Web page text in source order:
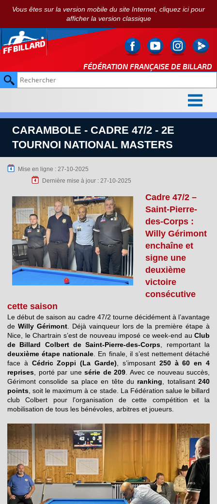
Vous êtes sur la version mobile du site Internet, cliquez ici pour
afficher la version classique
FÉDÉRATION FRANÇAISE DE BILLARD
CARAMBOLE - CADRE 47/2 - 2E
TOURNOI NATIONAL MASTERS
Mise en ligne : 27-10-2025
Dernière mise à jour : 27-10-2025
Cadre 47/2 –
Saint-Pierre-
des-Corps :
Willy Gérimont
enchaîne et
signe une
deuxième
victoire
consécutive
cette saison
Le début de saison au cadre 47/2 tourne décidément à l’avantage
de Willy Gérimont. Déjà vainqueur lors de la première étape à
Nice, le Chartrain s’est de nouveau imposé ce week-end au Club
de Billard Colbert de Saint-Pierre-des-Corps , remportant la
deuxième étape nationale . En finale, il s’est nettement détaché
face à Cédric Zoppi (La Garde) , s’imposant 250 à 60 en 4
reprises , porté par une série de 209 . Avec ce nouveau succès,
Gérimont consolide sa place en tête du ranking , totalisant240
points , soit le maximum à ce stade. La Fédération salue le billard
club Colbert pour l'organisation de cette compétition et la
mobilisation de tous les bénévoles, arbitres et joueurs.